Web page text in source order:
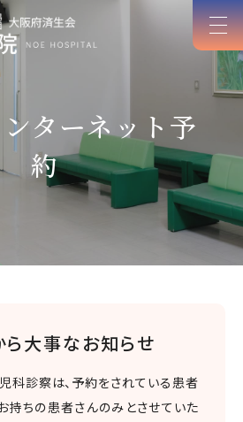
ターネット予
約
大事なお知らせ
科診察は、予約をされている患者
持ちの患者さんのみとさせていた